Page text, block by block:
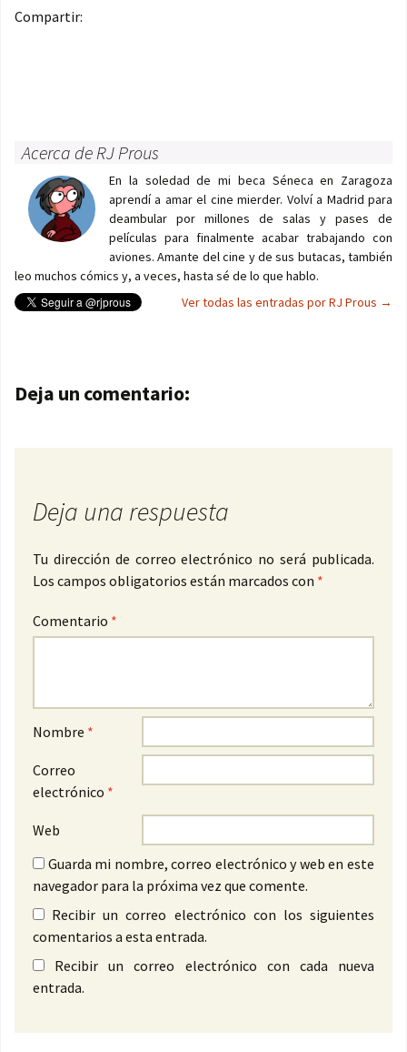
Compartir:
Acerca de RJ Prous
En la soledad de mi beca Séneca en Zaragoza
aprendí a amar el cine mierder. Volví a Madrid para
deambular por millones de salas y pases de
películas para finalmente acabar trabajando con
aviones. Amante del cine y de sus butacas, también
leo muchos cómics y, a veces, hasta sé de lo que hablo.
Ver todas las entradas por RJ Prous →
Navegación de entradas
Deja un comentario:
Deja una respuesta
Tu dirección de correo electrónico no será publicada.
Los campos obligatorios están marcados con *
Comentario *
Nombre *
Correo
electrónico *
Web
Guarda mi nombre, correo electrónico y web en este
navegador para la próxima vez que comente.
Recibir un correo electrónico con los siguientes
comentarios a esta entrada.
Recibir un correo electrónico con cada nueva
entrada.